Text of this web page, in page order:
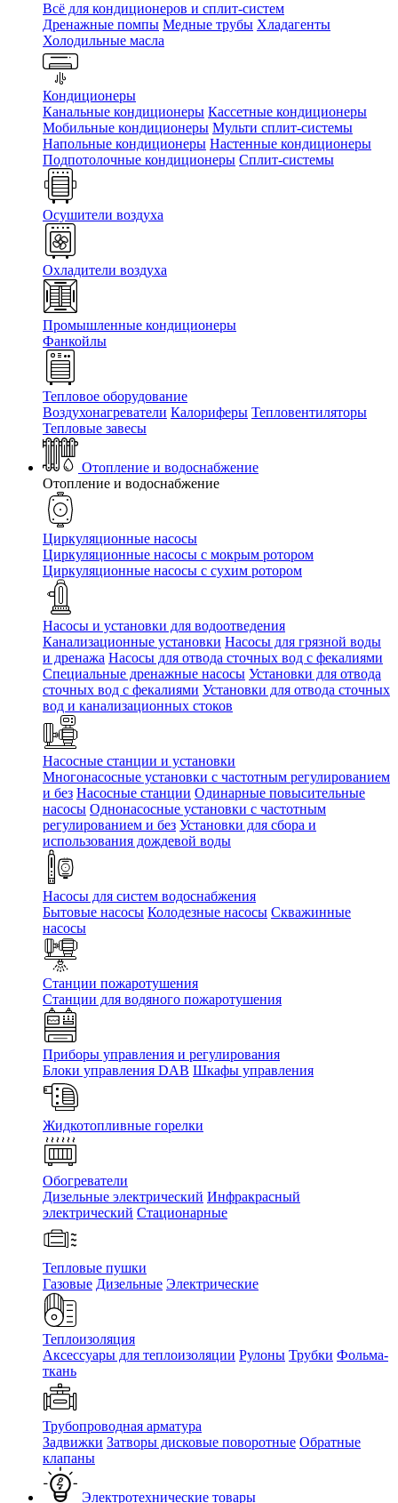
Всё для кондиционеров и сплит-систем
Дренажные помпы Медные трубы Хладагенты
Холодильные масла
Кондиционеры
Канальные кондиционеры Кассетные кондиционеры
Мобильные кондиционеры Мульти сплит-системы
Напольные кондиционеры Настенные кондиционеры
Подпотолочные кондиционеры Сплит-системы
Осушители воздуха
Охладители воздуха
Промышленные кондиционеры
Фанкойлы
Тепловое оборудование
Воздухонагреватели Калориферы Тепловентиляторы
Тепловые завесы
Отопление и водоснабжение
Отопление и водоснабжение
Циркуляционные насосы
Циркуляционные насосы с мокрым ротором
Циркуляционные насосы с сухим ротором
Насосы и установки для водоотведения
Канализационные установки Насосы для грязной воды
и дренажа Насосы для отвода сточных вод c фекалиями
Специальные дренажные насосы Установки для отвода
сточных вод c фекалиями Установки для отвода сточных
вод и канализационных стоков
Насосные станции и установки
Многонасосные установки с частотным регулированием
и без Насосные станции Одинарные повысительные
насосы Однонасосные установки с частотным
регулированием и без Установки для сбора и
использования дождевой воды
Насосы для систем водоснабжения
Бытовые насосы Колодезные насосы Скважинные
насосы
Станции пожаротушения
Станции для водяного пожаротушения
Приборы управления и регулирования
Блоки управления DAB Шкафы управления
Жидкотопливные горелки
Обогреватели
Дизельные электрический Инфракрасный
электрический Стационарные
Тепловые пушки
Газовые Дизельные Электрические
Теплоизоляция
Аксессуары для теплоизоляции Рулоны Трубки Фольма-
ткань
Трубопроводная арматура
Задвижки Затворы дисковые поворотные Обратные
клапаны
Электротехнические товары